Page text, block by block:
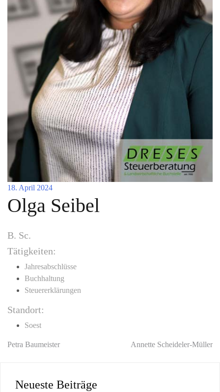
18. April 2024
Olga Seibel
B. Sc.
Tätigkeiten:
Jahresabschlüsse
Buchhaltung
Steuererklärungen
Standort:
Soest
Beitragsnavigation
Petra Baumeister Annette Scheideler-Müller
Neueste Beiträge